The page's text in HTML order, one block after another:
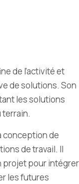
de l’activité et
de solutions. Son
les solutions
conception de
de travail. Il
projet pour intégrer
les futures